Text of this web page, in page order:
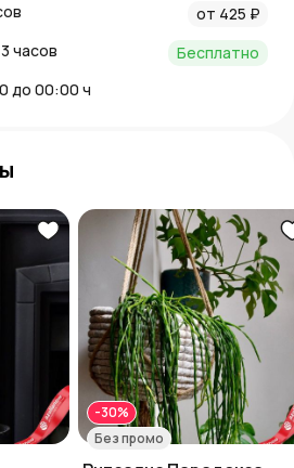
от 425 ₽
часов
Бесплатно
до 00:00 ч
-30%
Без промо